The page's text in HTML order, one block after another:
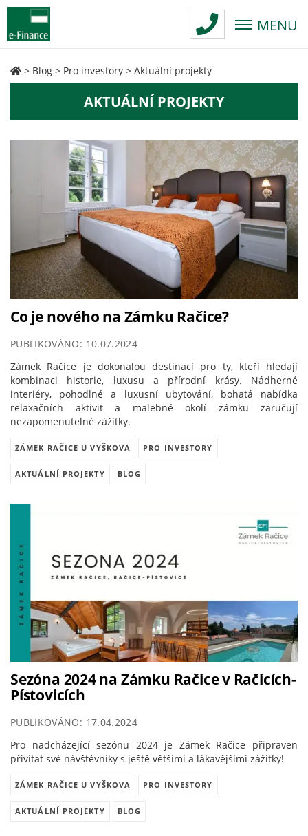
MENU
> Blog > Pro investory > Aktuální projekty
AKTUÁLNÍ PROJEKTY
Co je nového na Zámku Račice?
PUBLIKOVÁNO: 10.07.2024
Zámek Račice je dokonalou destinací pro ty, kteří hledají
kombinaci historie, luxusu a přírodní krásy. Nádherné
interiéry, pohodlné a luxusní ubytování, bohatá nabídka
relaxačních aktivit a malebné okolí zámku zaručují
nezapomenutelné zážitky.
ZÁMEK RAČICE U VYŠKOVA PRO INVESTORY
AKTUÁLNÍ PROJEKTY BLOG
Sezóna 2024 na Zámku Račice v Račicích-
Pístovicích
PUBLIKOVÁNO: 17.04.2024
Pro nadcházející sezónu 2024 je Zámek Račice připraven
přivítat své návštěvníky s ještě většími a lákavějšími zážitky!
ZÁMEK RAČICE U VYŠKOVA PRO INVESTORY
AKTUÁLNÍ PROJEKTY BLOG